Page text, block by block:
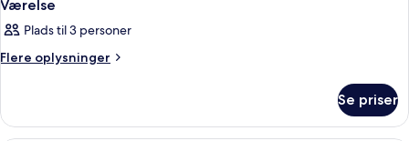
alle
billeder
af
Værelse
Plads til 3 personer
Flere oplysninger
Flere
Se priser